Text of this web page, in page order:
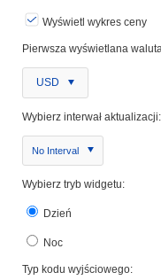
Wyświetl wykres ceny
Pierwsza wyświetlana
USD
Wybierz interwał aktualizacji:
No Interval
Wybierz tryb widgetu:
Dzień
Noc
Typ kodu wyjściowego: